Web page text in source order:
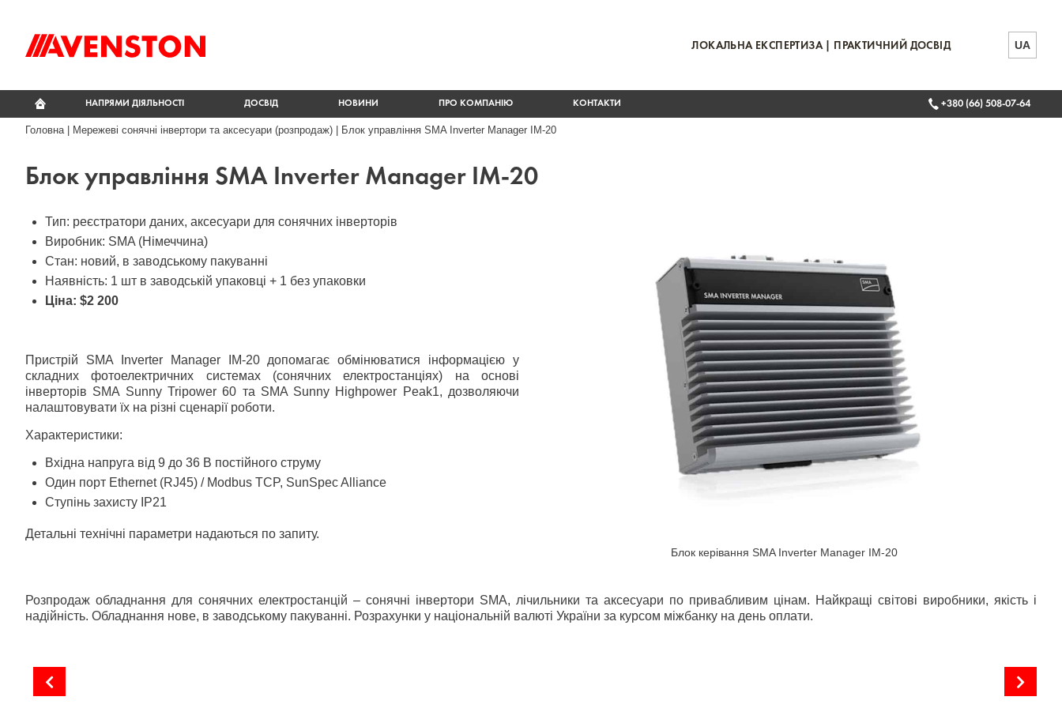
ЛОКАЛЬНА ЕКСПЕРТИЗА | ПРАКТИЧНИЙ ДОСВІД UA
НАПРЯМИ ДІЯЛЬНОСТІ ДОСВІД НОВИНИ ПРО КОМПАНІЮ КОНТАКТИ +380 (66) 508-07-64
Головна| Мережеві сонячні інвертори та аксесуари (розпродаж) Блок управління SMA Inverter Manager IM-20
Блок управління SMA Inverter Manager IM-20
Тип: реєстратори даних, аксесуари для сонячних інверторів
Виробник: SMA (Німеччина)
Стан: новий, в заводському пакуванні
Наявність: 1 шт в заводській упаковці + 1 без упаковки
Ціна: $2 200
Пристрій SMA Inverter Manager IM-20 допомагає обмінюватися інформацією у
складних фотоелектричних системах (сонячних електростанціях) на основі
інверторів SMA Sunny Tripower 60 та SMA Sunny Highpower Peak1, дозволяючи
налаштовувати їх на різні сценарії роботи.
Характеристики:
Вхідна напруга від 9 до 36 В постійного струму
Один порт Ethernet (RJ45) / Modbus TCP, SunSpec Alliance
Ступінь захисту IP21
Детальні технічні параметри надаються по запиту.
Блок керівання SMA Inverter Manager IM-20
Розпродаж обладнання для сонячних електростанцій – сонячні інвертори SMA, лічильники та аксесуари по привабливим цінам. Найкращі світові виробники, якість і
надійність. Обладнання нове, в заводському пакуванні. Розрахунки у національній валюті України за курсом міжбанку на день оплати.